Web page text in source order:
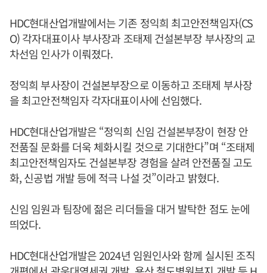
HDC현대산업개발에서는 기존 정익희 최고안전책임자(CS
O) 각자대표이사 부사장과 조태제 건설본부장 부사장의 교
차선임 인사가 이뤄졌다.
정익희 부사장이 건설본부장으로 이동하고 조태제 부사장
을 최고안전책임자 각자대표이사에 선임했다.
HDC현대산업개발은 “정익희 신임 건설본부장이 현장 안
전품질 문화를 더욱 체화시킬 것으로 기대한다”며 “조태제
최고안전책임자도 건설본부장 경험을 살려 안전품질 고도
화, 신공법 개발 등에 적극 나설 것”이라고 밝혔다.
신임 임원과 팀장에 젊은 리더들을 대거 발탁한 점도 눈에
띄었다.
HDC현대산업개발은 2024년 임원인사와 함께 실시된 조직